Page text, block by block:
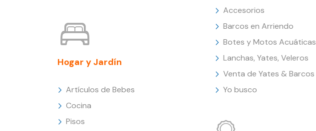
Hogar y Jardín
Artículos de Bebes
Cocina
Pisos
Accesorios
Barcos en Arriendo
Botes y Motos Acuáticas
Lanchas, Yates, Veleros
Venta de Yates & Barcos
Yo busco